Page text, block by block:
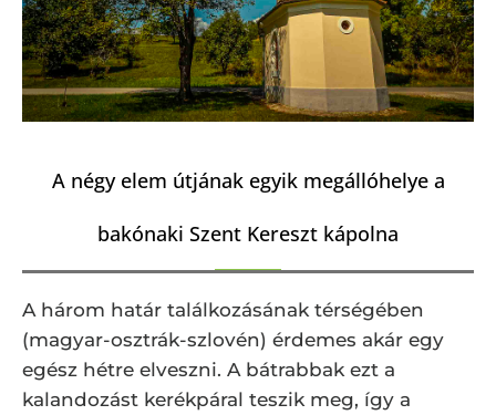
A négy elem útjának egyik megállóhelye a
bakónaki Szent Kereszt kápolna
A három határ találkozásának térségében
(magyar-osztrák-szlovén) érdemes akár egy
egész hétre elveszni. A bátrabbak ezt a
kalandozást kerékpáral teszik meg, így a